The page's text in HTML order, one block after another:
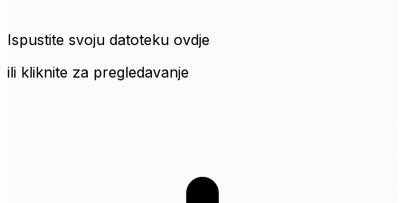
Ispustite svoju datoteku ovdje
ili kliknite za pregledavanje